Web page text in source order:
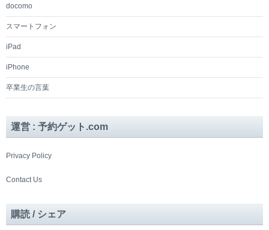
docomo
スマートフォン
iPad
iPhone
卒業生の言葉
運営 : 予約ゲット.com
Privacy Policy
Contact Us
購読 / シェア